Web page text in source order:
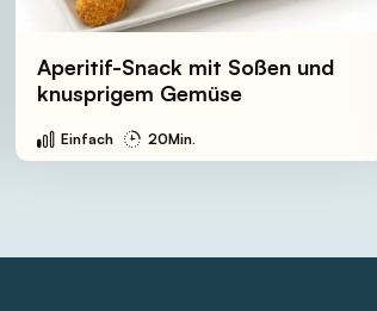
Aperitif-Snack mit Soßen und
knusprigem Gemüse
Einfach 20Min.